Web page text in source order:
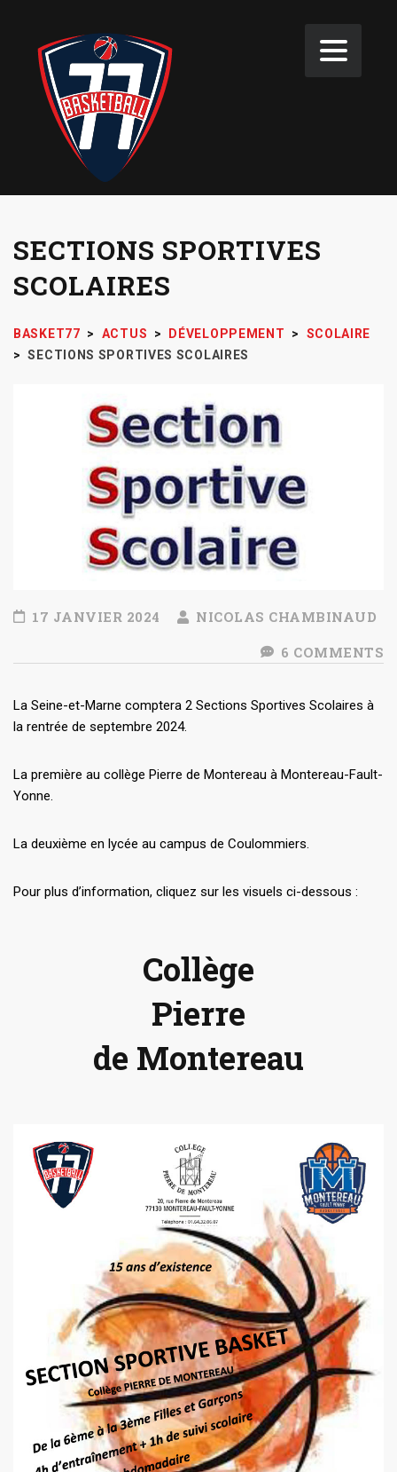
SECTIONS SPORTIVES
SCOLAIRES
BASKET77 > ACTUS > DÉVELOPPEMENT >
SCOLAIRE
> SECTIONS SPORTIVES SCOLAIRES
17 JANVIER 2024
NICOLAS CHAMBINAUD
6 COMMENTS
La Seine-et-Marne comptera 2 Sections Sportives Scolaires à
la rentrée de septembre 2024.
La première au collège Pierre de Montereau à Montereau-Fault-
Yonne.
La deuxième en lycée au campus de Coulommiers.
Pour plus d’information, cliquez sur les visuels ci-dessous :
Collège
Pierre
de Montereau